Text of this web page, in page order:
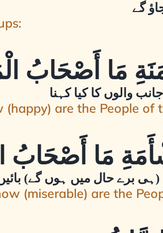
گے
والوں کا کیا کہنا
are the People of
(ہی برے حال میں ہوں گے)
(miserable) are the